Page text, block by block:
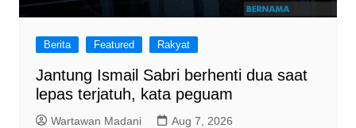
Berita Featured Rakyat
Jantung Ismail Sabri berhenti dua saat
lepas terjatuh, kata peguam
Wartawan Madani Aug 7, 2026